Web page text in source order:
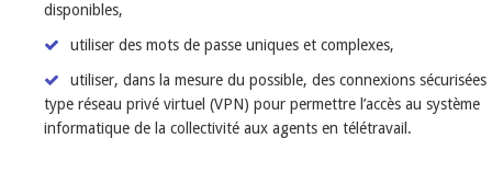
disponibles,
utiliser des mots de passe uniques et complexes,
utiliser, dans la mesure du possible, des connexions sécurisées
type réseau privé virtuel (VPN) pour permettre l’accès au système
informatique de la collectivité aux agents en télétravail.